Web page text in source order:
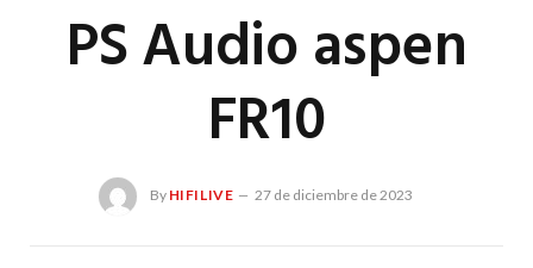
PS Audio aspen
FR10
By HIFILIVE 27 de diciembre de 2023